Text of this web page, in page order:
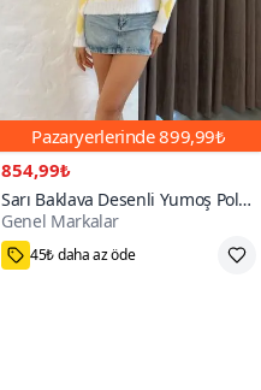
Pazaryerlerinde899,99₺
854,99₺
Sarı Baklava Desenli Yumoş Polo
Yaka Kazak
Genel Markalar
45₺ daha az öde